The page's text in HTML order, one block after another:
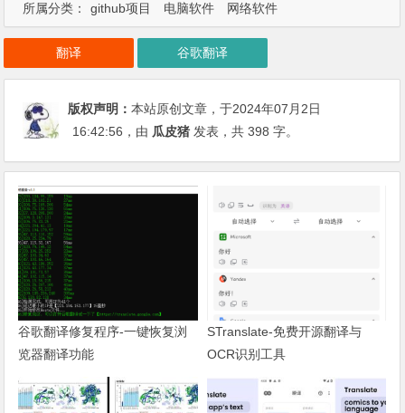
所属分类： github项目 电脑软件 网络软件
翻译 谷歌翻译
版权声明：本站原创文章，于2024年07月2日
16:42:56 ，由 瓜皮猪 发表，共 398 字。
谷歌翻译修复程序-一键恢复浏
览器翻译功能
STranslate-免费开源翻译与
OCR识别工具